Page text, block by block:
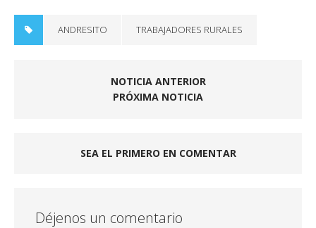
ANDRESITO TRABAJADORES RURALES
NOTICIA ANTERIOR
PRÓXIMA NOTICIA
SEA EL PRIMERO EN COMENTAR
Déjenos un comentario